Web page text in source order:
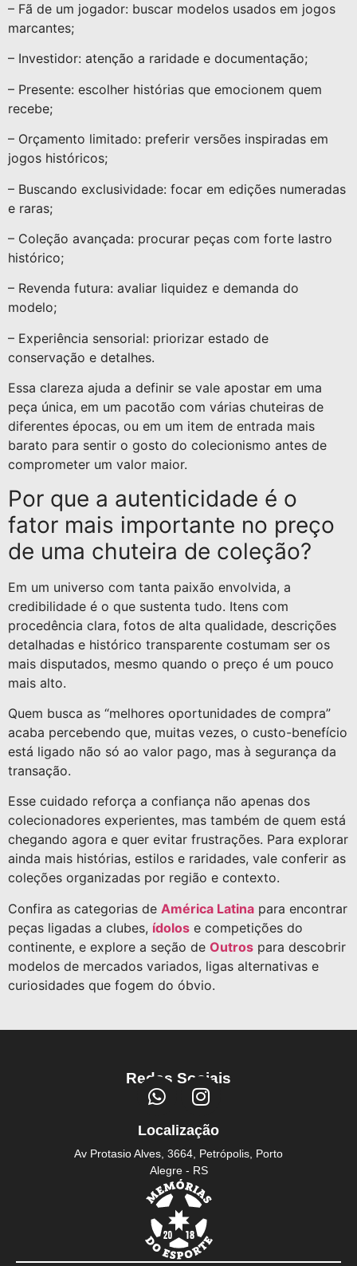
– Fã de um jogador: buscar modelos usados em jogos
marcantes;
– Investidor: atenção a raridade e documentação;
– Presente: escolher histórias que emocionem quem
recebe;
– Orçamento limitado: preferir versões inspiradas em
jogos históricos;
– Buscando exclusividade: focar em edições numeradas
e raras;
– Coleção avançada: procurar peças com forte lastro
histórico;
– Revenda futura: avaliar liquidez e demanda do
modelo;
– Experiência sensorial: priorizar estado de
conservação e detalhes.
Essa clareza ajuda a definir se vale apostar em uma
peça única, em um pacotão com várias chuteiras de
diferentes épocas, ou em um item de entrada mais
barato para sentir o gosto do colecionismo antes de
comprometer um valor maior.
Por que a autenticidade é o
fator mais importante no preço
de uma chuteira de coleção?
Em um universo com tanta paixão envolvida, a
credibilidade é o que sustenta tudo. Itens com
procedência clara, fotos de alta qualidade, descrições
detalhadas e histórico transparente costumam ser os
mais disputados, mesmo quando o preço é um pouco
mais alto.
Quem busca as “melhores oportunidades de compra”
acaba percebendo que, muitas vezes, o custo-benefício
está ligado não só ao valor pago, mas à segurança da
transação.
Esse cuidado reforça a confiança não apenas dos
colecionadores experientes, mas também de quem está
chegando agora e quer evitar frustrações. Para explorar
ainda mais histórias, estilos e raridades, vale conferir as
coleções organizadas por região e contexto.
Confira as categorias de América Latina para encontrar
peças ligadas a clubes, ídolos e competições do
continente, e explore a seção de Outros para descobrir
modelos de mercados variados, ligas alternativas e
curiosidades que fogem do óbvio.
Redes Sociais
Localização
Av Protasio Alves, 3664, Petrópolis, Porto
Alegre - RS